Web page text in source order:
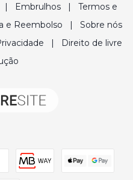
| Embrulhos| Termos e
e Reembolso | Sobre nós
|
Direito de livre